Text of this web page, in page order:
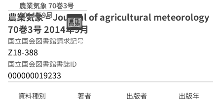
農業気象 70巻3号
2014年9月
農業気象 = Journal of agricultural meteorology
70巻3号 2014年9月
国立国会図書館請求記号
Z18-388
国立国会図書館書誌ID
000000019233
資料種別 著者 出版者 出版年